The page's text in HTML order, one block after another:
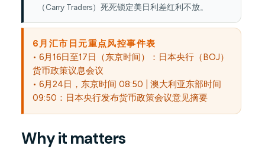
（Carry Traders）死死锁定美日利差红利不放。
6月汇市日元重点风控事件表
• 6月16日至17日（东京时间）：日本央行（BOJ）
货币政策议息会议
• 6月24日，东京时间 08:50 | 澳大利亚东部时间
09:50：日本央行发布货币政策会议意见摘要
Why it matters